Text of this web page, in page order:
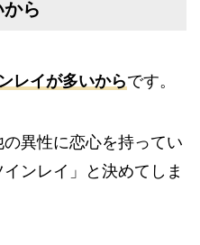
ら
レイが多いからです。
異性に恋心を持ってい
ンレイ」と決めてしま